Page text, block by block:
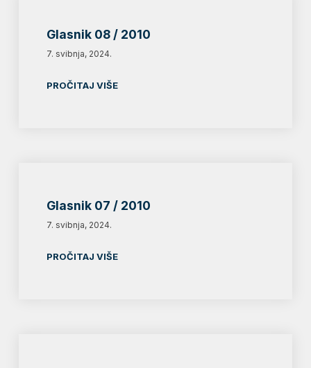
Glasnik 08 / 2010
7. svibnja, 2024.
PROČITAJ VIŠE
Glasnik 07 / 2010
7. svibnja, 2024.
PROČITAJ VIŠE